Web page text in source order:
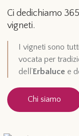
Ci dedichiamo
vigneti.
I vigneti sono
vocata per
dell’ Erbaluce e
Chi siamo